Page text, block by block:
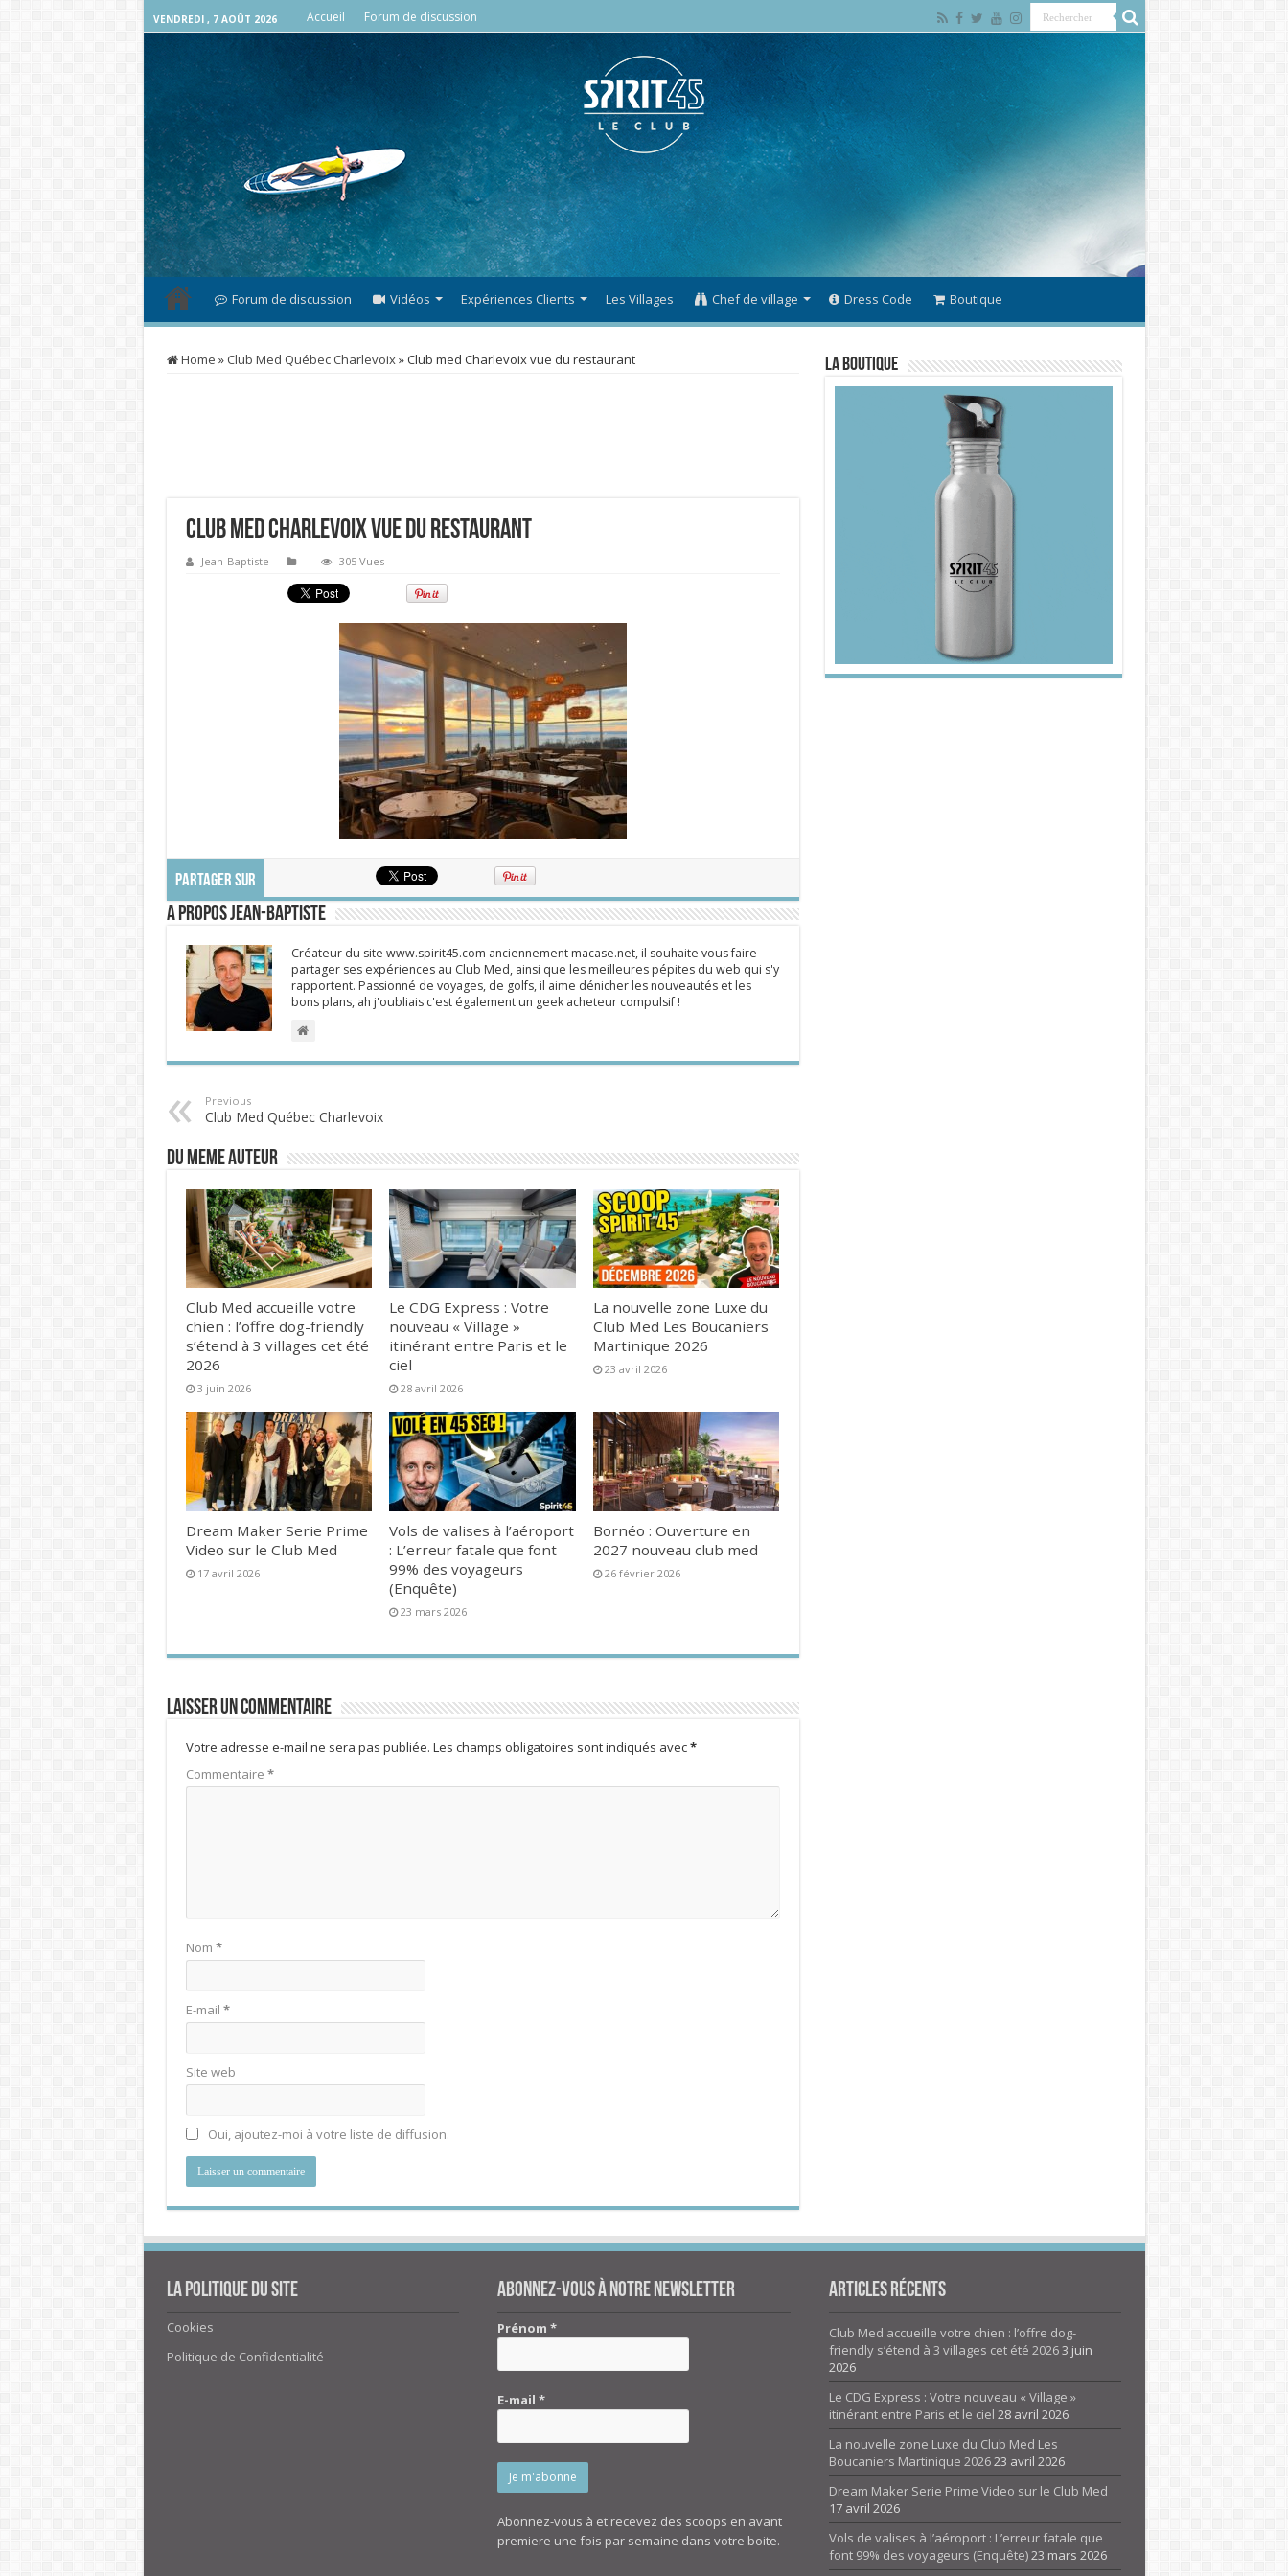
VENDREDI , 7 AOÛT 2026 Accueil Forum de discussion
Forum de discussion Vidéos Expériences Clients Les Villages Chef de village Dress Code Boutique
Home » Club Med Québec Charlevoix»Club med Charlevoix vue du restaurant
Club med Charlevoix vue du restaurant
Jean-Baptiste 305 Vues
PARTAGER SUR
A propos Jean-Baptiste
Créateur du site www.spirit45.com anciennement macase.net, il souhaite vous faire
partager ses expériences au Club Med, ainsi que les meilleures pépites du web qui s'y
rapportent. Passionné de voyages, de golfs, il aime dénicher les nouveautés et les
bons plans, ah j'oubliais c'est également un geek acheteur compulsif !
Previous
Club Med Québec Charlevoix
DU MEME AUTEUR
Club Med accueille votre
chien : l’offre dog-friendly
s’étend à 3 villages cet été
2026
3 juin 2026
Le CDG Express : Votre
nouveau « Village »
itinérant entre Paris et le
ciel
28 avril 2026
La nouvelle zone Luxe du
Club Med Les Boucaniers
Martinique 2026
23 avril 2026
Dream Maker Serie Prime
Video sur le Club Med
17 avril 2026
Vols de valises à l’aéroport
: L’erreur fatale que font
99% des voyageurs
(Enquête)
23 mars 2026
Bornéo : Ouverture en
2027 nouveau club med
26 février 2026
Laisser un commentaire
Votre adresse e-mail ne sera pas publiée. Les champs obligatoires sont indiqués avec*
Commentaire *
Nom *
E-mail *
Site web
Oui, ajoutez-moi à votre liste de diffusion.
La Boutique
La politique du site
Cookies
Politique de Confidentialité
Abonnez-vous à notre newsletter
Prénom*
E-mail*
Abonnez-vous à et recevez des scoops en avant
premiere une fois par semaine dans votre boite.
Articles Récents
Club Med accueille votre chien : l’offre dog-
friendly s’étend à 3 villages cet été 20263 juin
2026
Le CDG Express : Votre nouveau « Village »
itinérant entre Paris et le ciel 28 avril 2026
La nouvelle zone Luxe du Club Med Les
Boucaniers Martinique 202623 avril 2026
Dream Maker Serie Prime Video sur le Club Med
17 avril 2026
Vols de valises à l’aéroport : L’erreur fatale que
font 99% des voyageurs (Enquête)23 mars 2026